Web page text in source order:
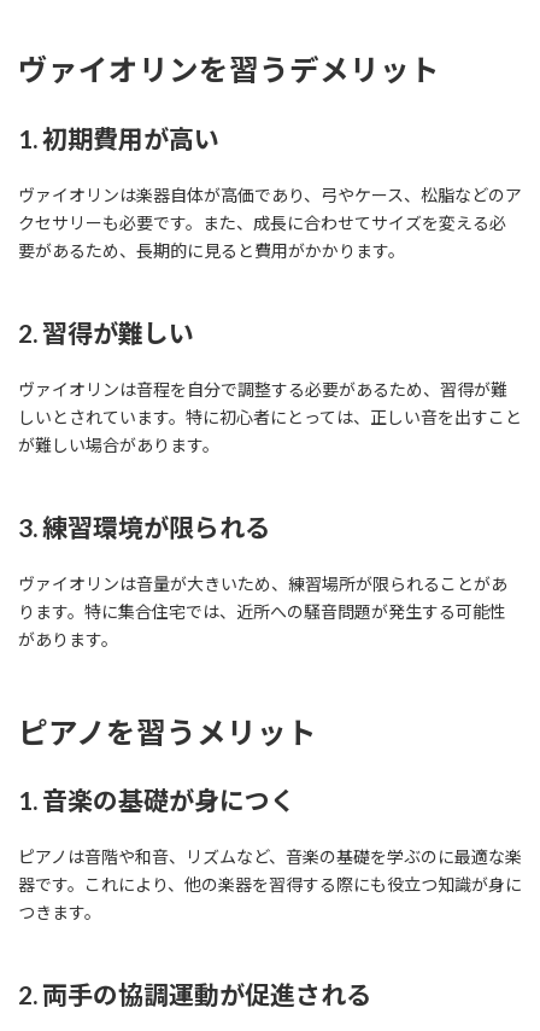
ヴァイオリンを習うデメリット
1. 初期費用が高い
ヴァイオリンは楽器自体が高価であり、弓やケース、松脂などのア
クセサリーも必要です。また、成長に合わせてサイズを変える必
要があるため、長期的に見ると費用がかかります。
2. 習得が難しい
ヴァイオリンは音程を自分で調整する必要があるため、習得が難
しいとされています。特に初心者にとっては、正しい音を出すこと
が難しい場合があります。
3. 練習環境が限られる
ヴァイオリンは音量が大きいため、練習場所が限られることがあ
ります。特に集合住宅では、近所への騒音問題が発生する可能性
があります。
ピアノを習うメリット
1. 音楽の基礎が身につく
ピアノは音階や和音、リズムなど、音楽の基礎を学ぶのに最適な楽
器です。これにより、他の楽器を習得する際にも役立つ知識が身に
つきます。
2. 両手の協調運動が促進される